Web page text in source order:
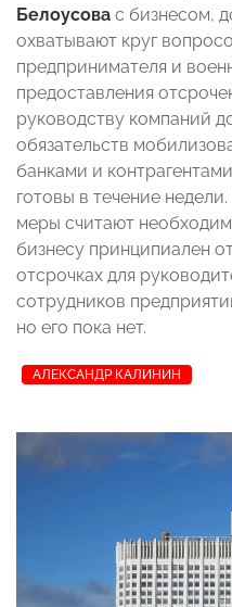
Белоусова с бизнесом,
охватывают круг
предпринимателя и
предоставления
руководству компаний
обязательств
банками и
готовы в течение
меры считают
бизнесу принципиален
отсрочках для
сотрудников
но его пока нет.
АЛЕКСАНДР КАЛИНИН